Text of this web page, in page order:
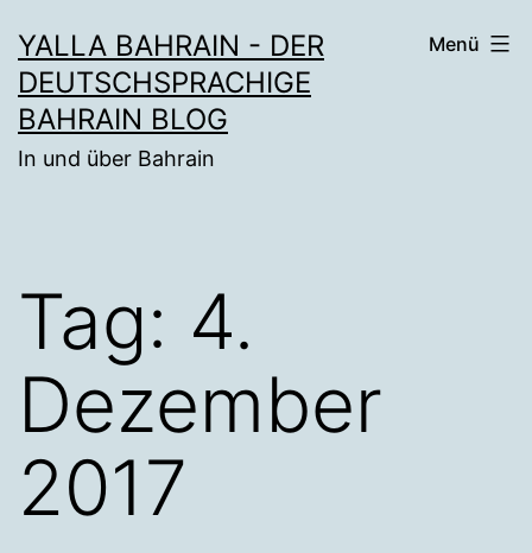
Inhalt
springen
YALLA BAHRAIN - DER
DEUTSCHSPRACHIGE
BAHRAIN BLOG
In und über Bahrain
Menü
Tag: 4.
Dezember
2017